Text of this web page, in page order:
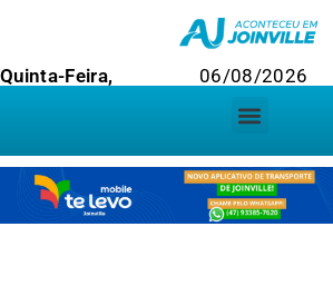
Quinta-Feira, 06/08/2026